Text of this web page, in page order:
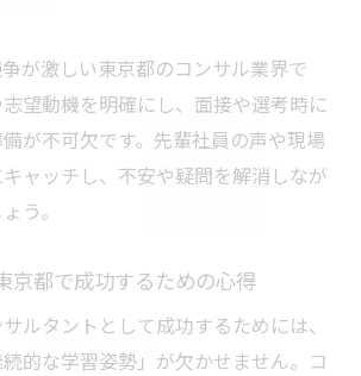
が激しい東京都のコンサル業界で
望動機を明確にし、面接や選考時に
が不可欠です。先輩社員の声や現場
ャッチし、不安や疑問を解消しなが
う。
京都で成功するための心得
ルタントとして成功するためには、
続的な学習姿勢」が欠かせません。コ